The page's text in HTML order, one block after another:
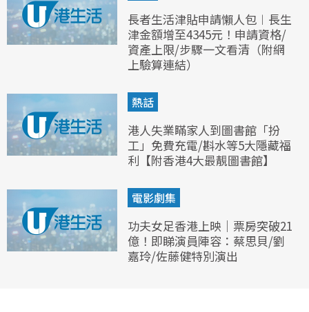
長者生活津貼申請懶人包︱長生
津金額增至4345元！申請資格/
資產上限/步驟一文看清（附網
上驗算連結）
熱話
港人失業瞞家人到圖書館「扮
工」免費充電/斟水等5大隱藏福
利【附香港4大最靚圖書館】
電影劇集
功夫女足香港上映｜票房突破21
億！即睇演員陣容：蔡思貝/劉
嘉玲/佐藤健特別演出